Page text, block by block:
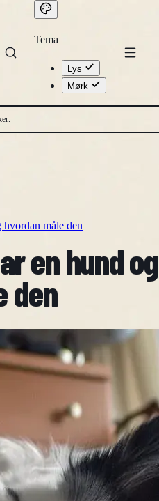
Tema
Lys
Mørk
måle den
en hund og
den